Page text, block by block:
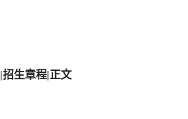
|招生章程|正文